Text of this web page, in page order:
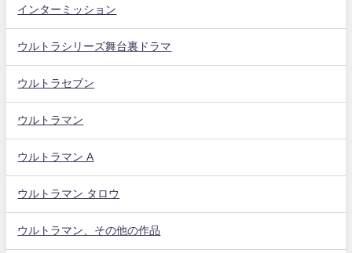
インターミッション
ウルトラシリーズ舞台裏ドラマ
ウルトラセブン
ウルトラマン
ウルトラマン A
ウルトラマン タロウ
ウルトラマン、その他の作品